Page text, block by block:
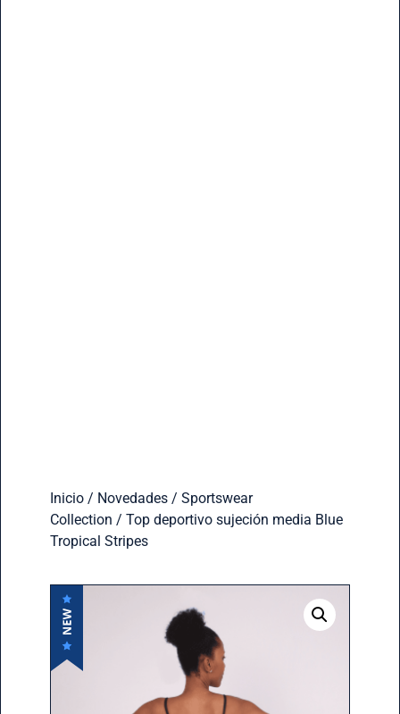
Inicio/ Novedades/ Sportswear
Collection / Top deportivo sujeción media Blue
Tropical Stripes